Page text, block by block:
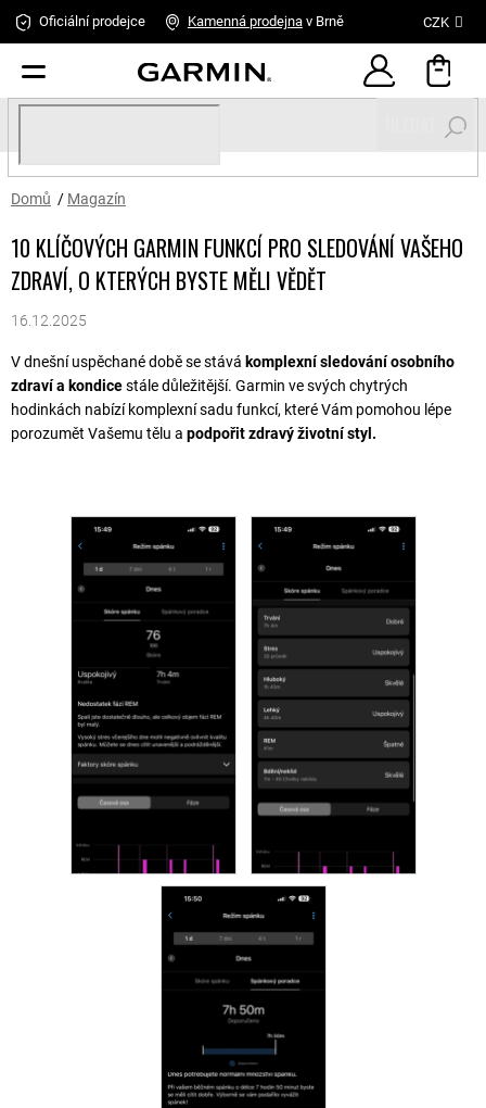
Oficiální prodejce Kamenná prodejnav Brně CZK
Domů / Magazín
10 KLÍČOVÝCH GARMIN FUNKCÍ PRO SLEDOVÁNÍ VAŠEHO
ZDRAVÍ, O KTERÝCH BYSTE MĚLI VĚDĚT
16.12.2025
V dnešní uspěchané době se stává komplexní sledování osobního
zdraví a kondicestále důležitější. Garmin ve svých chytrých
hodinkách nabízí komplexní sadu funkcí, které Vám pomohou lépe
porozumět Vašemu tělu a podpořit zdravý životní styl.